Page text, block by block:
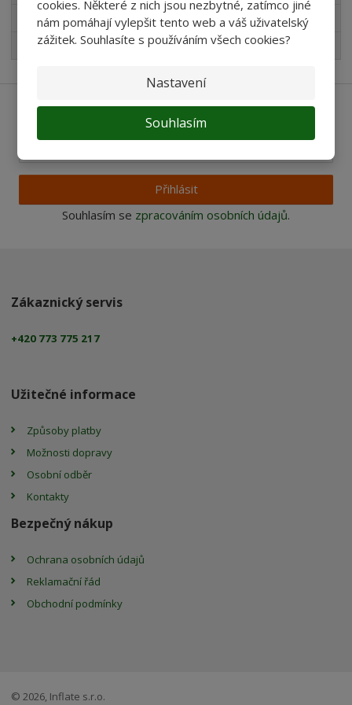
cookies. Některé z nich jsou nezbytné, zatímco jiné
nám pomáhají vylepšit tento web a váš uživatelský
zážitek. Souhlasíte s používáním všech cookies?
Nastavení
Souhlasím
Pro děti
Nejprodávanější
Ať vám nic neunikne
Přihlásit
Souhlasím se zpracováním osobních údajů.
Zákaznický servis
+420 773 775 217
Užitečné informace
Způsoby platby
Možnosti dopravy
Osobní odběr
Kontakty
Bezpečný nákup
Ochrana osobních údajů
Reklamační řád
Obchodní podmínky
© 2026, Inflate s.r.o.